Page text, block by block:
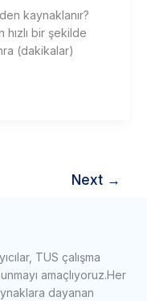
kaynaklanır?
hızlı bir şekilde
(dakikalar)
Next →
TUS çalışma
amaçlıyoruz.Her
dayanan